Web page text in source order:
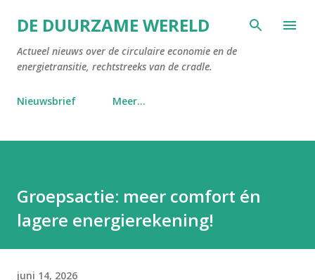
Doorgaan naar hoofdcontent
DE DUURZAME WERELD
Actueel nieuws over de circulaire economie en de
energietransitie, rechtstreeks van de cradle.
Nieuwsbrief Meer…
Groepsactie: meer comfort én
lagere energierekening!
juni 14, 2026